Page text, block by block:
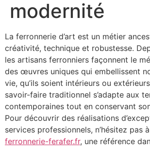
modernité
La ferronnerie d’art est un métier
créativité, technique et robustesse.
les artisans ferronniers façonnent le
des œuvres uniques qui embellissent
vie, qu’ils soient intérieurs ou
savoir-faire traditionnel s’adapte aux
contemporaines tout en conservant
Pour découvrir des réalisations
services professionnels, n’hésitez pas
ferronnerie-ferafer.fr, une référence